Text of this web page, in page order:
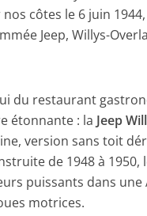
côtes le 6 juin
Jeep, Willys-
du restaurant
étonnante : la Jeep
version sans toit
de 1948 à
puissants dans
motrices.